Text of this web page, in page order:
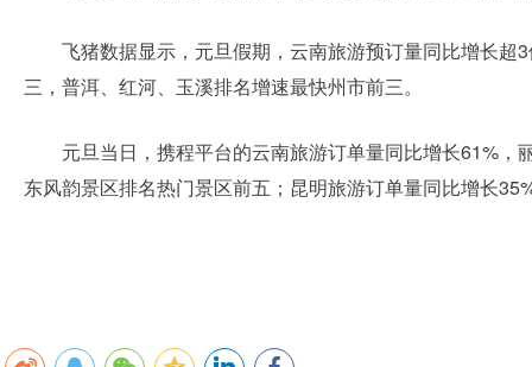
飞猪数据显示，元旦假期，云南旅游预订量同比增长
三，普洱、红河、玉溪排名增速最快州市前三。
元旦当日，携程平台的云南旅游订单量同比增长61%
东风韵景区排名热门景区前五；昆明旅游订单量同比增长